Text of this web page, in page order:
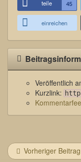
teile 45
einreichen
Veröffentlich
Kurzlink:
Vorheriger Beitrag